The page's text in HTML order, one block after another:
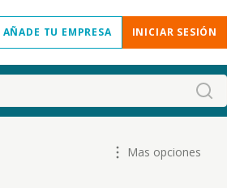
AÑADE TU EMPRESA INICIAR SESIÓN
Mas opciones